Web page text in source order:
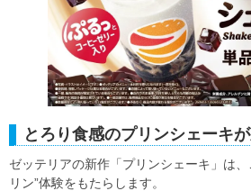
とろり食感のプリンシェーキ
ゼッテリアの新作「プリンシェーキ」は
リン”体験をもたらします。